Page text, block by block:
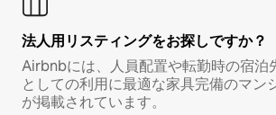
法人用リスティングをお探しですか？
Airbnbには、人員配置や転勤時の宿泊
としての利用に最適な家具完備のマン
が掲載されています。